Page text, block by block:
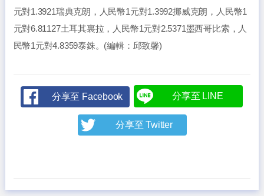
元對1.3921瑞典克朗，人民幣1元對1.3992挪威克朗，人民幣1
元對6.81127土耳其裏拉，人民幣1元對2.5371墨西哥比索，人
民幣1元對4.8359泰銖。(編輯：邱致馨)
分享至 Facebook 分享至 LINE
分享至 Twitter